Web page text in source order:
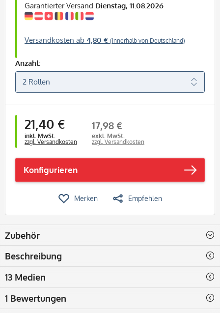
Garantierter Versand Dienstag, 11.08.2026
Versandkosten ab 4,80 € (innerhalb von Deutschland)
Anzahl:
21,40 €
inkl. MwSt.
zzgl. Versandkosten
17,98 €
exkl. MwSt.
zzgl. Versandkosten
Konfigurieren
Merken Empfehlen
Zubehör
Beschreibung
13 Medien
1 Bewertungen